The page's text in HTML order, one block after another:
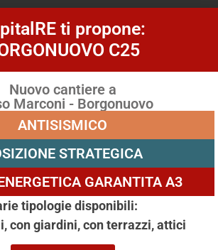
BILOCALE, ZONA MURRI -
ti propone:
C25
Nuovo cantiere a
Marconi - Borgonuovo
ANTISISMICO
STRATEGICA
GARANTITA A3
tipologie disponibili:
con giardini, con terrazzi, attici